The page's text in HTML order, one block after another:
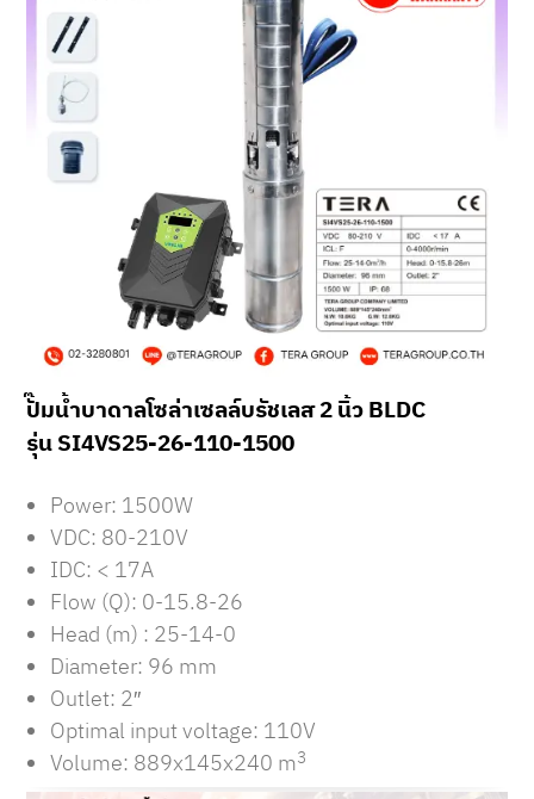
ปั๊มน้ำบาดาลโซล่าเซลล์บรัชเลส 2 นิ้ว BLDC
รุ่น SI4VS25-26-110-1500
Power: 1500W
VDC: 80-210V
IDC: < 17A
Flow (Q): 0-15.8-26
Head (m) : 25-14-0
Diameter: 96 mm
Outlet: 2″
Optimal input voltage: 110V
Volume: 889x145x240 m3